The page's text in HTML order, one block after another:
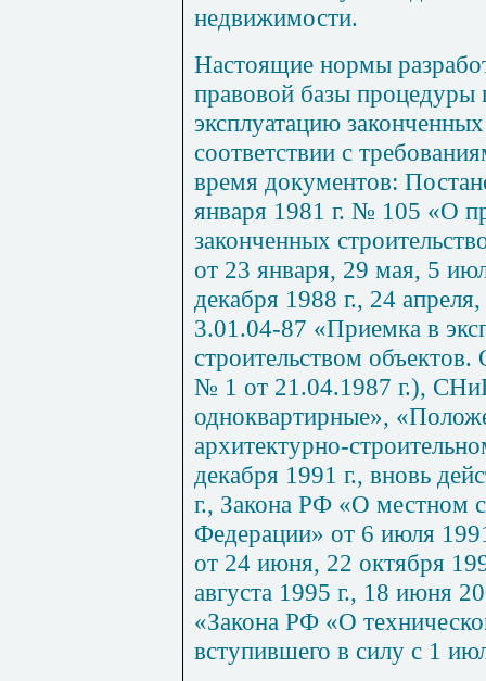
недвижимости.
Настоящие нормы
правовой базы процедуры
эксплуатацию законченных
соответствии с
время документов:
января 1981 г. № 105 «О
законченных
от 23 января, 29 мая, 5
декабря 1988 г., 24 апреля
3.01.04-87 «Приемка в
строительством объектов.
№ 1 от 21.04.1987 г.),
одноквартирные»,
архитектурно-
декабря 1991 г., вновь
г., Закона РФ «О местном
Федерации» от 6 июля
от 24 июня, 22 октября
августа 1995 г., 18 июня
«Закона РФ «О
вступившего в силу с 1